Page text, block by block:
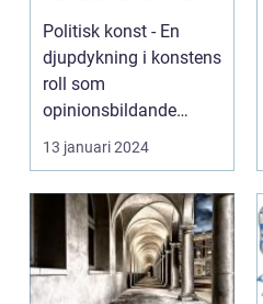
opinionsbildande
Politisk konst - En
djupdykning i konstens
roll som
opinionsbildande
Övergripande översikt
över po...
13 januari 2024